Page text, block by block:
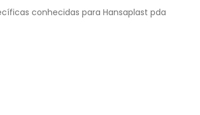
conhecidas para Hansaplast pda